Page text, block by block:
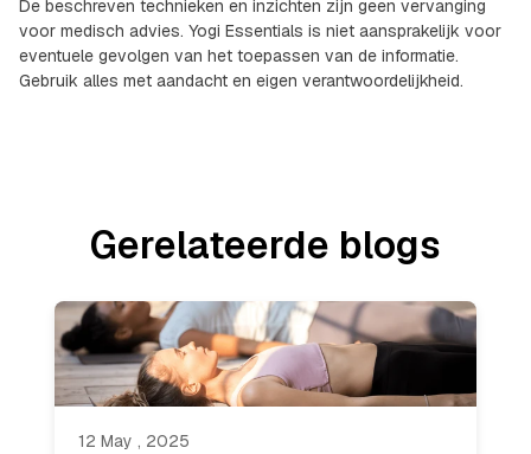
De beschreven technieken en inzichten zijn geen vervanging
voor medisch advies. Yogi Essentials is niet aansprakelijk voor
eventuele gevolgen van het toepassen van de informatie.
Gebruik alles met aandacht en eigen verantwoordelijkheid.
Gerelateerde blogs
12 May , 2025